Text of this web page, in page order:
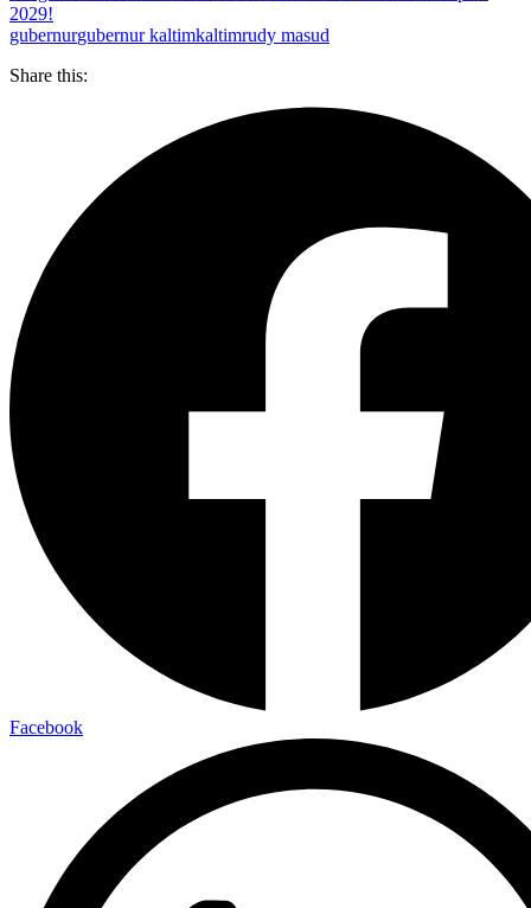
2029!
gubernurgubernur kaltimkaltimrudy masud
Share this:
Facebook